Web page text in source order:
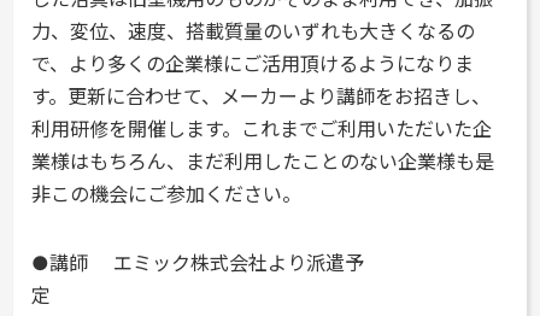
力、変位、速度、搭載質量のいずれも大きくなるの
で、より多くの企業様にご活用頂けるようになりま
す。更新に合わせて、メーカーより講師をお招きし、
利用研修を開催します。これまでご利用いただいた企
業様はもちろん、まだ利用したことのない企業様も是
非この機会にご参加ください。
●講師 エミック株式会社より派遣予
定